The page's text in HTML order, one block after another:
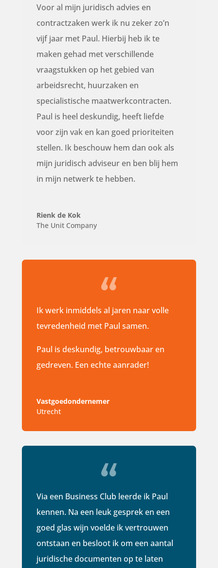
Voor al mijn juridisch advies en
contractzaken werk ik nu zeker zo’n
vijf jaar met Paul. Hierbij heb ik te
maken gehad met verschillende
vraagstukken op het gebied van
arbeidsrecht, huurzaken en
specialistische maatwerkcontracten.
Paul is heel deskundig, heeft liefde
voor zijn vak en kan goed prioriteiten
stellen. Ik beschouw hem dan ook als
mijn juridisch adviseur en ben blij hem
in mijn netwerk te hebben.
Rienk de Kok
The Unit Company
Ik werk inmiddels al jaren naar volle
tevredenheid met Paul samen.
Paul is deskundig, betrouwbaar en
gedreven. Een echte aanrader!
Vastgoedondernemer
Utrecht
Via een Business Club leerde ik Paul
kennen. Na een leuk gesprek en een
goed glas wijn voelde ik vertrouwen
ontstaan en besloot ik om een aantal
juridische documenten op te laten